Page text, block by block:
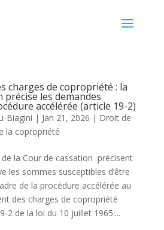
charges de copropriété : la
précise les demandes
accélérée (article 19-2)
Biagini | Jan 21, 2026 | Droit de
la copropriété
la Cour de cassation précisent
les sommes susceptibles d’être
de la procédure accélérée au
des charges de copropriété
2 de la loi du 10 juillet 1965....